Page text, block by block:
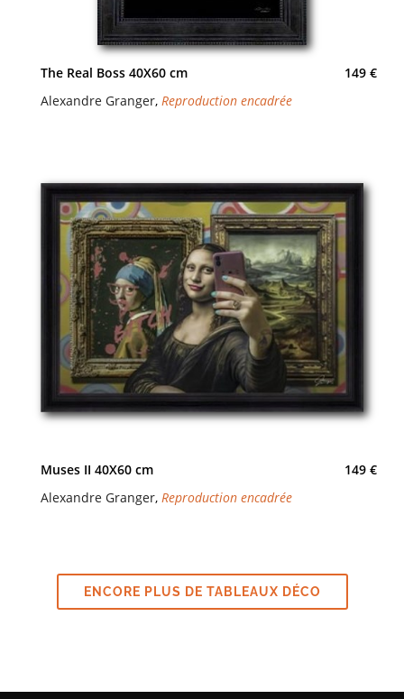
The Real Boss 40X60 cm
149 €
Alexandre Granger, Reproduction encadrée
Muses II 40X60 cm
149 €
Alexandre Granger, Reproduction encadrée
ENCORE PLUS DE TABLEAUX DÉCO